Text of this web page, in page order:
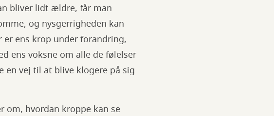
bliver lidt ældre, får man
og nysgerrigheden kan
er ens krop under forandring,
ens voksne om alle de følelser
en vej til at blive klogere på sig
om, hvordan kroppe kan se